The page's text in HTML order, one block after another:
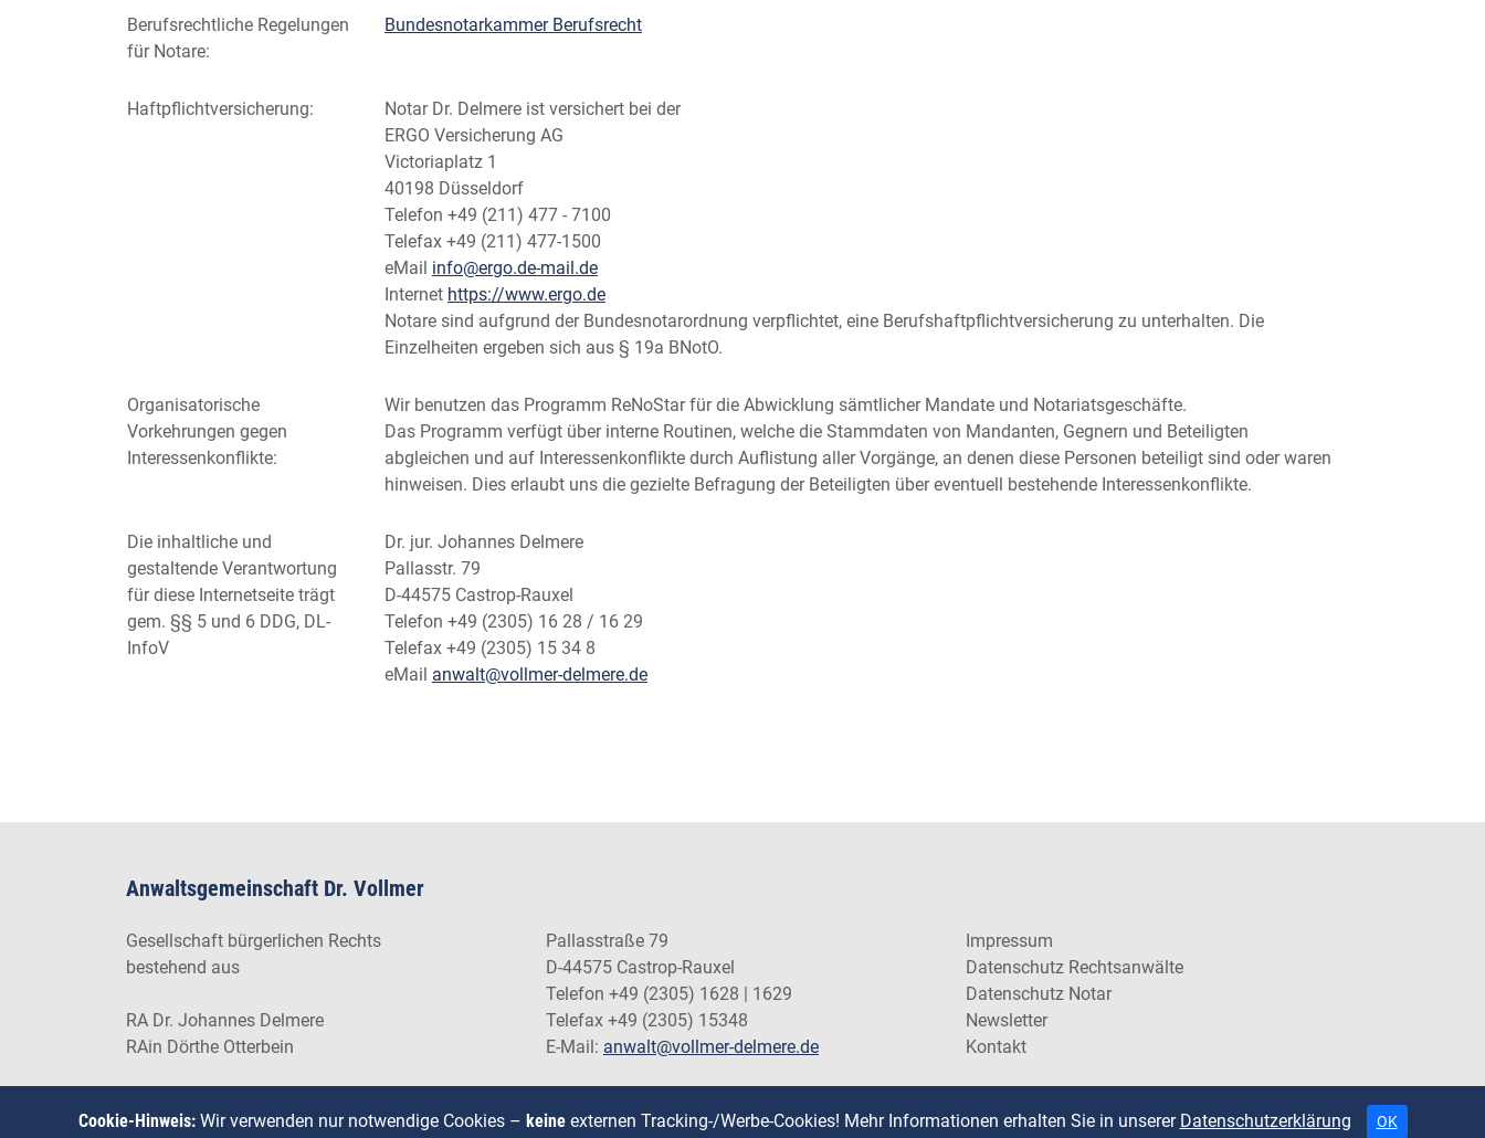
Berufsrechtliche Regelungen
für Notare:
Bundesnotarkammer Berufsrecht
Haftpflichtversicherung:
Notar Dr. Delmere ist versichert bei der
ERGO Versicherung AG
Victoriaplatz 1
40198 Düsseldorf
Telefon +49 (211) 477 - 7100
Telefax +49 (211) 477-1500
eMail info@ergo.de-mail.de
Internet https://www.ergo.de
Notare sind aufgrund der Bundesnotarordnung verpflichtet, eine Berufshaftpflichtversicherung zu unterhalten. Die
Einzelheiten ergeben sich aus § 19a BNotO.
Organisatorische
Vorkehrungen gegen
Interessenkonflikte:
Wir benutzen das Programm ReNoStar für die Abwicklung sämtlicher Mandate und Notariatsgeschäfte.
Das Programm verfügt über interne Routinen, welche die Stammdaten von Mandanten, Gegnern und Beteiligten
abgleichen und auf Interessenkonflikte durch Auflistung aller Vorgänge, an denen diese Personen beteiligt sind oder waren
hinweisen. Dies erlaubt uns die gezielte Befragung der Beteiligten über eventuell bestehende Interessenkonflikte.
Die inhaltliche und
gestaltende Verantwortung
für diese Internetseite trägt
gem. §§ 5 und 6 DDG, DL-
InfoV
Dr. jur. Johannes Delmere
Pallasstr. 79
D-44575 Castrop-Rauxel
Telefon +49 (2305) 16 28 / 16 29
Telefax +49 (2305) 15 34 8
eMail anwalt@vollmer-delmere.de
Anwaltsgemeinschaft Dr. Vollmer
Gesellschaft bürgerlichen Rechts
bestehend aus
RA Dr. Johannes Delmere
RAin Dörthe Otterbein
Pallasstraße 79
D-44575 Castrop-Rauxel
Telefon +49 (2305) 1628 | 1629
Telefax +49 (2305) 15348
E-Mail: anwalt@vollmer-delmere.de
Impressum
Datenschutz Rechtsanwälte
Datenschutz Notar
Newsletter
Kontakt
Cookie-Hinweis: Wir verwenden nur notwendige Cookies – keineexternen Tracking-/Werbe-Cookies! Mehr Informationen erhalten Sie in unserer Datenschutzerklärung OK